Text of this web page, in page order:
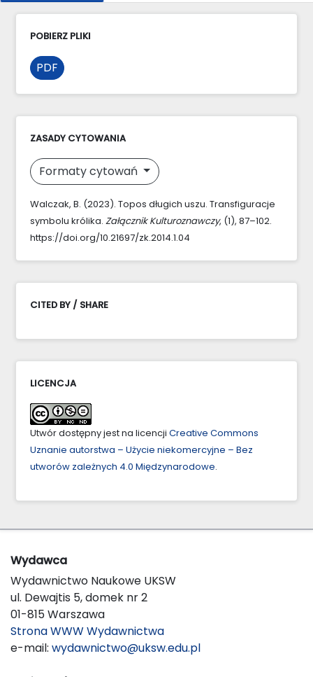
POBIERZ PLIKI
PDF
ZASADY CYTOWANIA
Formaty cytowań
Walczak, B. (2023). Topos długich uszu. Transfiguracje
symbolu królika. Załącznik Kulturoznawczy, (1), 87–102.
https://doi.org/10.21697/zk.2014.1.04
CITED BY / SHARE
LICENCJA
Utwór dostępny jest na licencji Creative Commons
Uznanie autorstwa – Użycie niekomercyjne – Bez
utworów zależnych 4.0 Międzynarodowe.
Wydawca
Wydawnictwo Naukowe UKSW
ul. Dewajtis 5, domek nr 2
01-815 Warszawa
Strona WWW Wydawnictwa
e-mail: wydawnictwo@uksw.edu.pl